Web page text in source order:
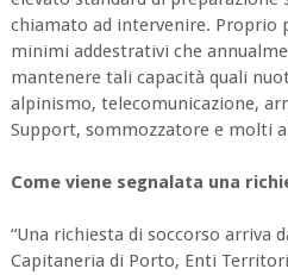
chiamato ad intervenire. Proprio
minimi addestrativi che
mantenere tali capacità quali
alpinismo, telecomunicazione,
Support, sommozzatore e molti
Come viene segnalata una
“Una richiesta di soccorso arriva
Capitaneria di Porto, Enti